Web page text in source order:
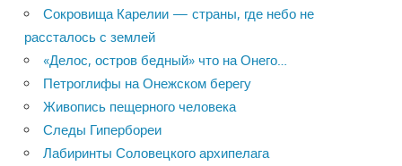
Сокровища Карелии — страны, где небо не
рассталось с землей
«Делос, остров бедный» что на Онего…
Петроглифы на Онежском берегу
Живопись пещерного человека
Следы Гипербореи
Лабиринты Соловецкого архипелага